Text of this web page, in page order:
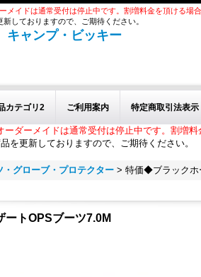
メイドは通常受付は停止中です。割増料金を頂ける場合
しておりますので、ご期待ください。
ャンプ・ビッキー
カテゴリ2 ご利用案内 特定商取引法表示
ダーメイドは通常受付は停止中です。割増料
を更新しておりますので、ご期待ください。
・グローブ・プロテクター > 特価◆ブラックホ
トOPSブーツ7.0M